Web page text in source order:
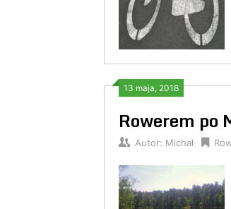
13 maja, 2018
Rowerem po
Autor: Michał